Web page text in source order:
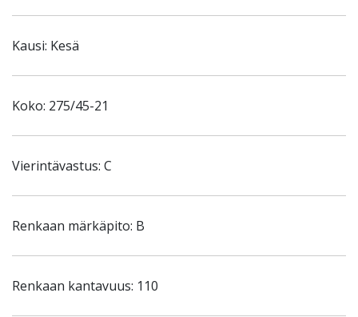
Kausi: Kesä
Koko: 275/45-21
Vierintävastus: C
Renkaan märkäpito: B
Renkaan kantavuus: 110